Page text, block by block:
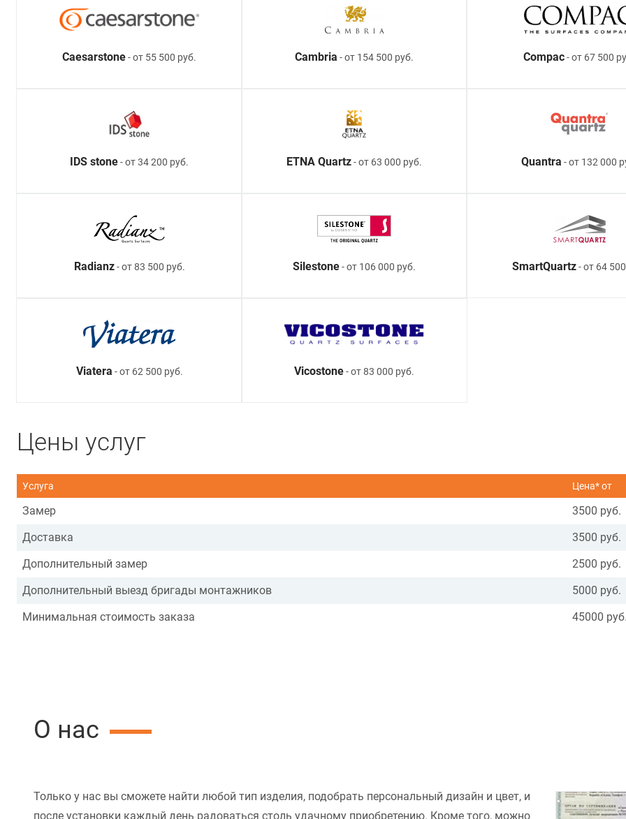
Caesarstone- от 55 500 руб. Cambria - от 154 500 руб. Compac- от 67 500
IDS stone- от 34 200 руб. ETNA Quartz- от 63 000 руб. Quantra - от 132 000
Radianz- от 83 500 руб. Silestone- от 106 000 руб. SmartQuartz- от 64
Viatera - от 62 500 руб. Vicostone- от 83 000 руб.
Цены услуг
Услуга Цена* от
Замер 3500 руб.
Доставка
3500 руб.
Дополнительный замер
2500 руб.
Дополнительный выезд бригады монтажников
5000 руб.
Минимальная стоимость заказа
45000 руб.
О нас
Только у нас вы сможете найти любой тип изделия, подобрать персональный дизайн и цвет, и
после установки каждый день радоваться столь удачному приобретению. Кроме того, можно